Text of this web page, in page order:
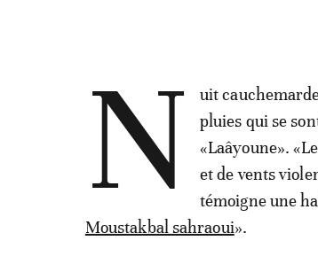
N
uit
pluies qui se
«Laâyoune».
et de vents
témoigne une
Moustakbal sahraoui».